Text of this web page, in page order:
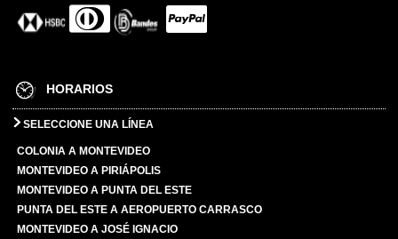
HORARIOS
SELECCIONE UNA LÍNEA
COLONIA A MONTEVIDEO
MONTEVIDEO A PIRIÁPOLIS
MONTEVIDEO A PUNTA DEL ESTE
PUNTA DEL ESTE A AEROPUERTO CARRASCO
MONTEVIDEO A JOSÉ IGNACIO